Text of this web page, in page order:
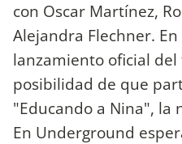
con Oscar Martínez,
Alejandra Flechner.
lanzamiento oficial del
posibilidad de que
"Educando a Nina", la
En Underground